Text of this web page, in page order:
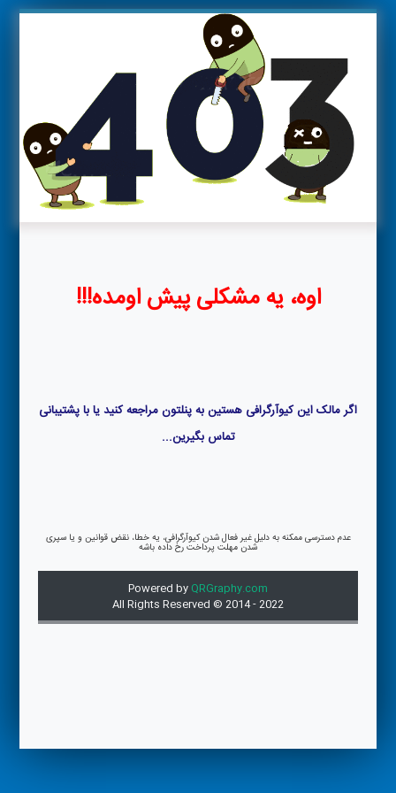
اوه، یه مشکلی پیش اومده!!!
اگر مالک این کیوآرگرافی هستین به پنلتون مراجعه کنید یا با پشتیبانی
تماس بگیرین...
عدم دسترسی ممکنه به دلیل غیر فعال شدن کیوآرگرافی، یه خطا، نقض قوانین و یا سپری
شدن مهلت پرداخت رخ داده باشه
Powered by QRGraphy.com
All Rights Reserved © 2014 - 2022